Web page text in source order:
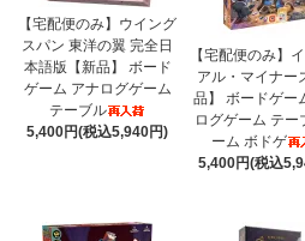
【宅配便のみ】ウイング
スパン 東洋の翼 完全日
本語版【新品】 ボード
ゲーム アナログゲーム
テーブル
5,400円(税込5,940円)
【宅配便のみ】
アル・マイナー
品】 ボードゲー
ログゲーム テー
ーム ボドゲ
5,400円(税込